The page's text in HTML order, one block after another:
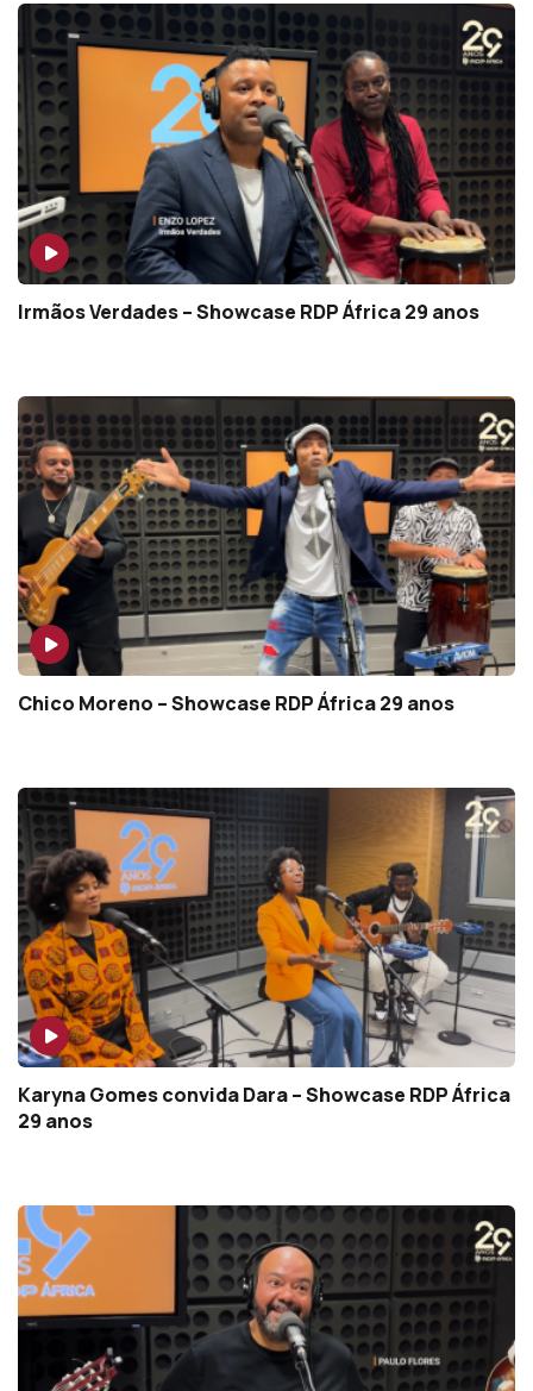
Irmãos Verdades – Showcase RDP África 29 anos
Chico Moreno – Showcase RDP África 29 anos
Karyna Gomes convida Dara – Showcase RDP África
29 anos